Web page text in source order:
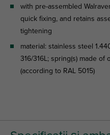
with pre-assembled
quick fixing, and retains
tightening
material: stainless steel
316/316L; spring(s) made of
(according to RAL 5015)